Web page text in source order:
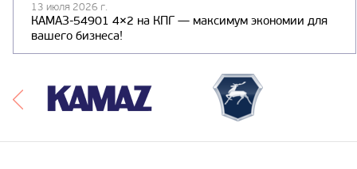
13 июля 2026 г.
КАМАЗ-54901 4×2 на КПГ — максимум экономии для
вашего бизнеса!